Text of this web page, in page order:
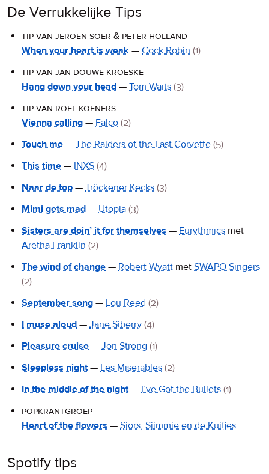
De Verrukkelijke Tips
tip van jeroen soer & peter holland
When your heart is weak — Cock Robin (1)
tip van jan douwe kroeske
Hang down your head — Tom Waits (3)
tip van roel koeners
Vienna calling — Falco (2)
Touch me — The Raiders of the Last Corvette (5)
This time — INXS (4)
Naar de top — Tröckener Kecks (3)
Mimi gets mad — Utopia (3)
Sisters are doin’ it for themselves — Eurythmics met
Aretha Franklin (2)
The wind of change — Robert Wyatt met SWAPO Singers
(2)
September song — Lou Reed (2)
I muse aloud — Jane Siberry (4)
Pleasure cruise — Jon Strong (1)
Sleepless night— Les Miserables (2)
In the middle of the night— I’ve Got the Bullets (1)
popkrantgroep
Heart of the flowers — Sjors, Sjimmie en de Kuifjes
Spotify tips